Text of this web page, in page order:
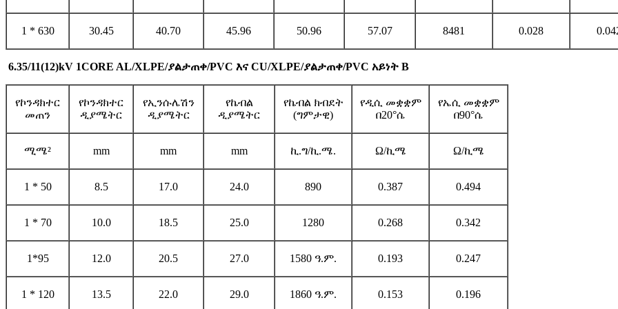
1 * 630 30.45 40.70 45.96 50.96 57.07 8481 0.028
6.35/11(12)kV 1CORE AL/XLPE/ያልታጠቀ/PVC እና CU/XLPE/ያልታጠቀ/PVC አይነት B
የኮንዳክተር
መጠን
የኮንዳክተር
ዲያሜትር
የኢንሱሌሽን
ዲያሜትር
የኬብል
ዲያሜትር
የኬብል ክብደት
(ግምታዊ)
የዲሲ መቋቋም
በ20°ሴ
የኤሲ መቋቋም
በ90°ሴ
ሚሜ² mm mm mm ኪ.ግ/ኪ.ሜ. Ω/ኪሜ Ω/ኪሜ
1 * 50 8.5 17.0 24.0 890 0.387 0.494
1 * 70 10.0 18.5 25.0 1280 0.268 0.342
1*95 12.0 20.5 27.0 1580 ዓ.ም. 0.193 0.247
1 * 120 13.5 22.0 29.0 1860 ዓ.ም. 0.153 0.196